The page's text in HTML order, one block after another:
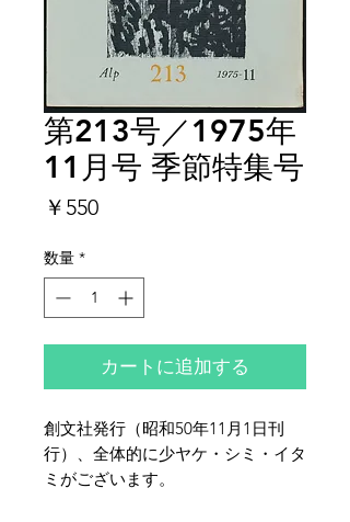
第213号／1975年
11月号 季節特集号
￥550価
数量 *
カートに追加する
創文社発行（昭和50年11月1日刊
行）、全体的に少ヤケ・シミ・イタ
ミがございます。